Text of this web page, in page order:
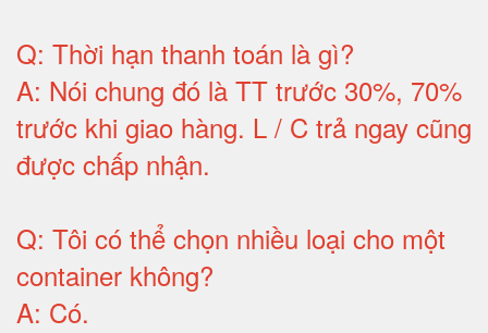
Q: Thời hạn thanh toán là gì?
A: Nói chung đó là TT trước 30%, 70%
trước khi giao hàng. L / C trả ngay cũng
được chấp nhận.
Q: Tôi có thể chọn nhiều loại cho một
container không?
A: Có.